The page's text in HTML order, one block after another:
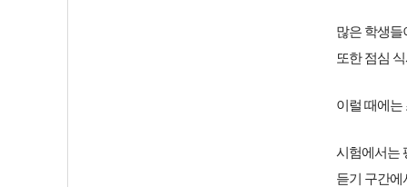
많은 학생들
또한 점심
이럴 때에는
시험에서는
듣기 구간에